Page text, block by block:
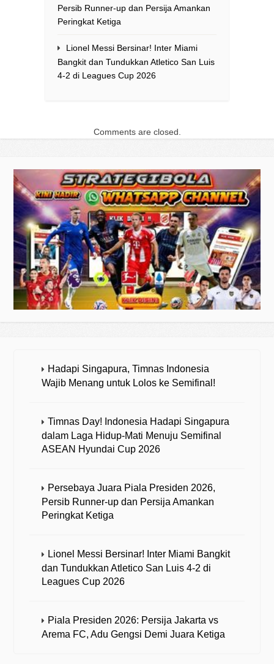
Persib Runner-up dan Persija Amankan
Peringkat Ketiga
Lionel Messi Bersinar! Inter Miami
Bangkit dan Tundukkan Atletico San Luis
4-2 di Leagues Cup 2026
Comments are closed.
Hadapi Singapura, Timnas Indonesia
Wajib Menang untuk Lolos ke Semifinal!
Timnas Day! Indonesia Hadapi Singapura
dalam Laga Hidup-Mati Menuju Semifinal
ASEAN Hyundai Cup 2026
Persebaya Juara Piala Presiden 2026,
Persib Runner-up dan Persija Amankan
Peringkat Ketiga
Lionel Messi Bersinar! Inter Miami Bangkit
dan Tundukkan Atletico San Luis 4-2 di
Leagues Cup 2026
Piala Presiden 2026: Persija Jakarta vs
Arema FC, Adu Gengsi Demi Juara Ketiga